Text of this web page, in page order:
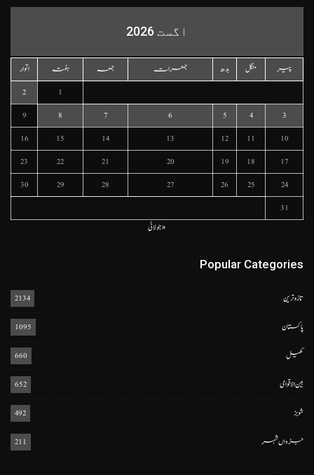
اگست 2026
پیر منگل بدھ جمعرات جمعہ ہفتہ
اتوار
1
2
3
4
5
6
7
8
9
10
11
12
13
14
15
16
17
18
19
20
21
22
23
24
25
26
27
28
29
30
31
« جولائی
Popular Categories
تازہ ترین 2134
پاکستان 1095
کھیل 660
بین الاقوامی 652
شوبز 492
جڑواں شہر 211